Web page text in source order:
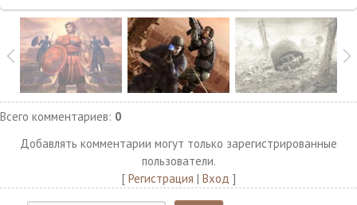
Всего комментариев: 0
Добавлять комментарии могут только зарегистрированные
пользователи.
[ Регистрация | Вход ]